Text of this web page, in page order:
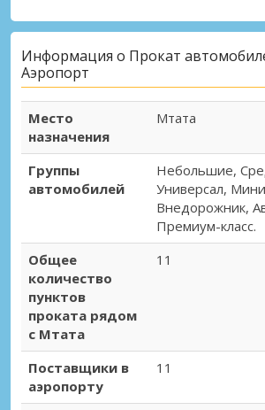
Информация о Прокат
Аэропорт
Место
назначения
Мтата
Группы
автомобилей
Небольшие,
Универсал,
Внедорожник,
Премиум-класс.
Общее
количество
пунктов
проката рядом
с Мтата
11
Поставщики в
аэропорту
11